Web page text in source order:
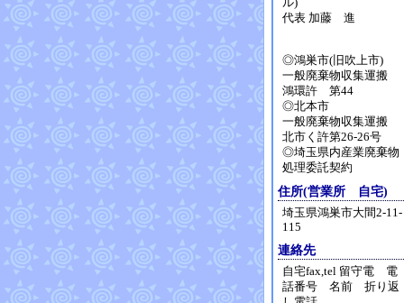
ル)
代表 加藤 進
◎鴻巣市(旧吹上市)
一般廃棄物収集運搬
鴻環許 第44
◎北本市
一般廃棄物収集運搬
北市く許第26-26号
◎埼玉県内産業廃棄物
処理委託契約
住所(営業所 自宅)
埼玉県鴻巣市大間2-11-
115
連絡先
自宅fax,tel 留守電 電
話番号 名前 折り返